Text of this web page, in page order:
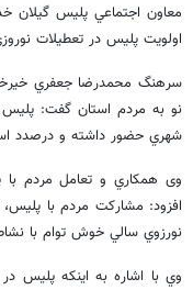
معاون اجتماعي پليس گيلان
اولويت پليس در تعطيلات
سرهنگ محمدرضا جعفري
نو به مردم استان گفت: پليس
شهري حضور داشته و درصدد
وی همكاري و تعامل مردم
افزود: مشاركت مردم با پليس،
نورزوي سالي خوش توام با
وي با اشاره به اينكه پليس